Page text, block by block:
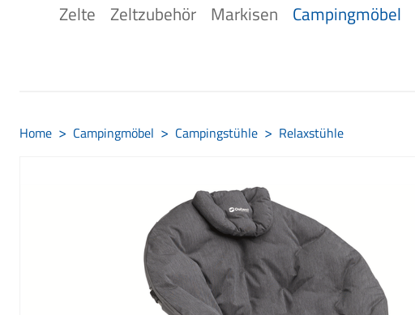
Zelte Zeltzubehör Markisen Campingmöbel
Home Campingmöbel Campingstühle Relaxstühle